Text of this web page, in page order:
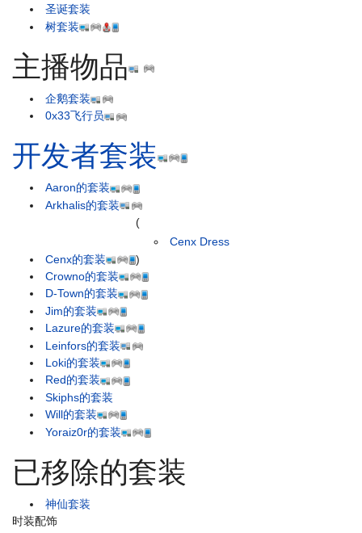
圣诞套装
树套装
主播物品
企鹅套装
0x33飞行员
开发者套装
Aaron的套装
Arkhalis的套装
Cenx的套装
(
Cenx Dress
)
Crowno的套装
D-Town的套装
Jim的套装
Lazure的套装
Leinfors的套装
Loki的套装
Red的套装
Skiphs的套装
Will的套装
Yoraiz0r的套装
已移除的套装
神仙套装
时装配饰